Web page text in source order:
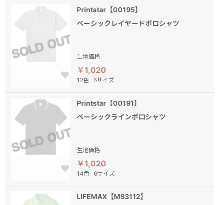
Printstar【00195】
ベーシックレイヤードポロシャツ
生地価格
￥1,020
12色 6サイズ
Printstar【00191】
ベーシックラインポロシャツ
生地価格
￥1,020
14色 6サイズ
LIFEMAX【MS3112】